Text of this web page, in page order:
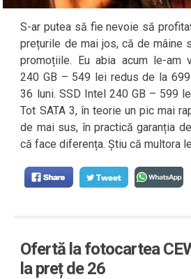
S-ar putea să fie nevoie să
prețurile de mai jos, că de mâine
promoțiile. Eu abia acum le-am
240 GB – 549 lei redus de la 699
36 luni. SSD Intel 240 GB – 599
Tot SATA 3, în teorie un pic mai
de mai sus, în practică garanția
că face diferența. Știu că multora
Ofertă la fotocartea
la preț de 26